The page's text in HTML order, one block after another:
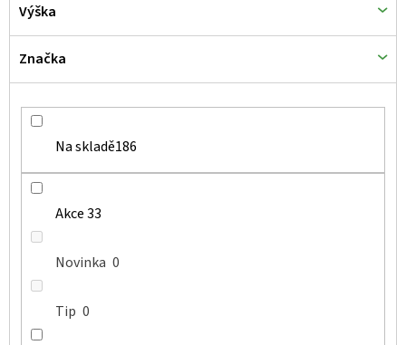
Na skladě186
Akce33
Novinka 0
Tip 0
Výška
Značka